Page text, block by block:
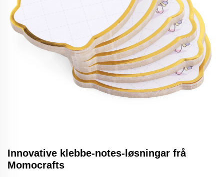
Innovative klebbe-notes-løsningar frå
Momocrafts